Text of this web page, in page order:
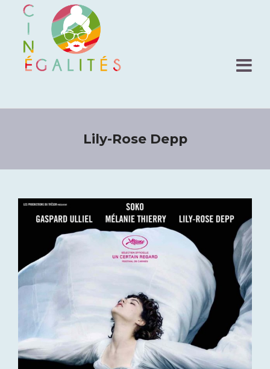
Lily-Rose Depp